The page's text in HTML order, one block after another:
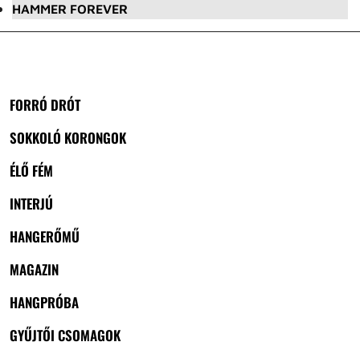
HAMMER FOREVER
FORRÓ DRÓT
SOKKOLÓ KORONGOK
ÉLŐ FÉM
INTERJÚ
HANGERŐMŰ
MAGAZIN
HANGPRÓBA
GYŰJTŐI CSOMAGOK